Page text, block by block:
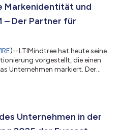
zu erfüllen.
Markenidentität und
– Der Partner für
)--LTIMindtree hat heute seine
vorgestellt, die einen
Unternehmen markiert. Der
der Aufsichtsbehörden. Die
Fähigkeiten und die
Unternehmen in der